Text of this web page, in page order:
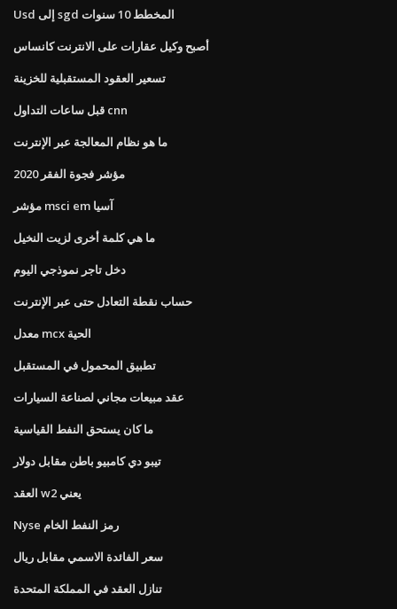
Usd إلى sgd المخطط 10 سنوات
أصبح وكيل عقارات على الانترنت كانساس
تسعير العقود المستقبلية للخزينة
قبل ساعات التداول cnn
ما هو نظام المعالجة عبر الإنترنت
مؤشر فجوة الفقر 2020
مؤشر msci em آسيا
ما هي كلمة أخرى لزيت النخيل
دخل تاجر نموذجي اليوم
حساب نقطة التعادل حتى عبر الإنترنت
معدل mcx الحية
تطبيق المحمول في المستقبل
عقد مبيعات مجاني لصناعة السيارات
ما كان يستحق النفط القياسية
تيبو دي كامبيو باطن مقابل دولار
العقد w2 يعني
Nyse رمز النفط الخام
سعر الفائدة الاسمي مقابل ريال
تنازل العقد في المملكة المتحدة